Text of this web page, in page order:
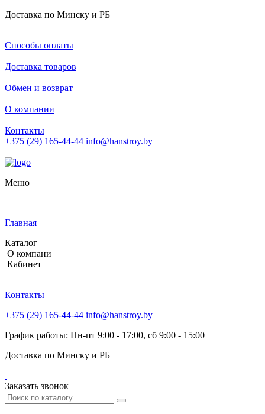
Доставка по Минску и РБ
Способы оплаты
Доставка товаров
Обмен и возврат
О компании
Контакты
+375 (29) 165-44-44 info@hanstroy.by
Меню
Главная
Каталог
О компани
Кабинет
Контакты
+375 (29) 165-44-44 info@hanstroy.by
График работы: Пн-пт 9:00 - 17:00, сб 9:00 - 15:00
Доставка по Минску и РБ
Заказать звонок